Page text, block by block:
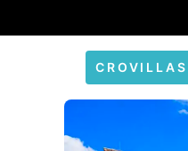
CROVILLAS